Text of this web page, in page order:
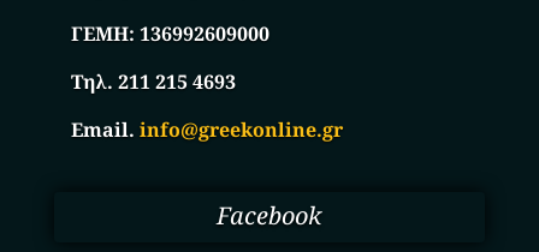
ΓΕΜΗ:136992609000
Τηλ. 211 215 4693
Email.info@greekonline.gr
Facebook